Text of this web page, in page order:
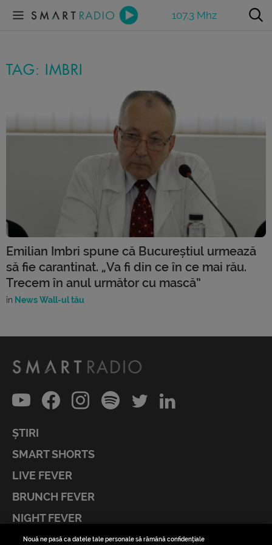
107.3 Mhz
TAG: IMBRI
Emilian Imbri spune că Bucureștiul urmează
să fie carantinat. „Va fi din ce în ce mai rău.
Trecem în anul următor cu mască”
în News Wall-ul tău
ȘTIRI
SMART SHORTS
LIVE FEVER
BRUNCH FEVER
NIGHT FEVER
LIVE FEVER CONCERT
Nouă ne pasă ca datele tale personale să rămână confidențiale